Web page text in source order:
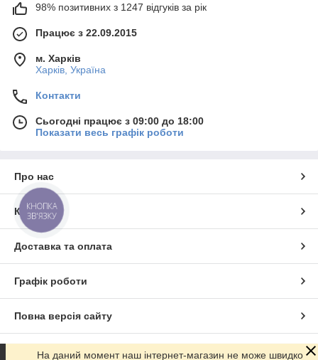
98% позитивних з 1247 відгуків за рік
Працює з 22.09.2015
м. Харків
Харків, Україна
Контакти
Сьогодні працює з 09:00 до 18:00
Показати весь графік роботи
Про нас
Контакти
Доставка та оплата
Графік роботи
Повна версія сайту
Сайт створено на маркетплейсі
На даний момент наш інтернет-магазин не може швидко
КНОПКА
ЗВ'ЯЗКУ